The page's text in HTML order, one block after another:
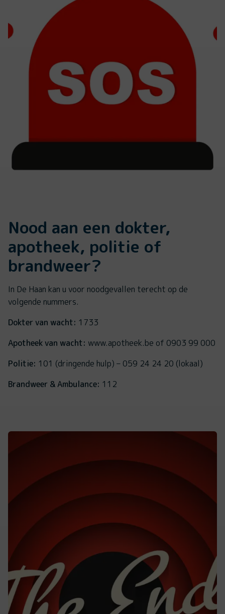
Nood aan een dokter,
apotheek, politie of
brandweer?
In De Haan kan u voor noodgevallen terecht op de
volgende nummers.
Dokter van wacht: 1733
Apotheek van wacht: www.apotheek.be of 0903 99 000
Politie: 101 (dringende hulp) – 059 24 24 20 (lokaal)
Brandweer & Ambulance: 112